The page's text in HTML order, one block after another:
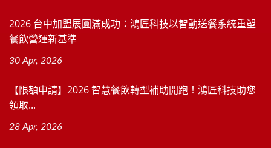
2026 台中加盟展圓滿成功：鴻匠科技以智動送餐系統重塑
餐飲營運新基準
30 Apr, 2026
【限額申請】2026 智慧餐飲轉型補助開跑！鴻匠科技助您
領取...
28 Apr, 2026